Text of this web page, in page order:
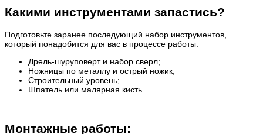
Какими инструментами запастись?
Подготовьте заранее последующий набор инструментов,
который понадобится для вас в процессе работы:
Дрель-шуруповерт и набор сверл;
Ножницы по металлу и острый ножик;
Строительный уровень;
Шпатель или малярная кисть.
Монтажные работы: